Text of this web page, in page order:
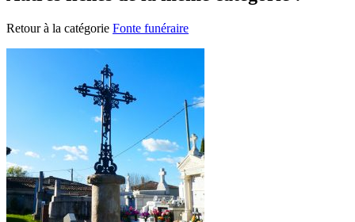
Retour à la catégorie Fonte funéraire